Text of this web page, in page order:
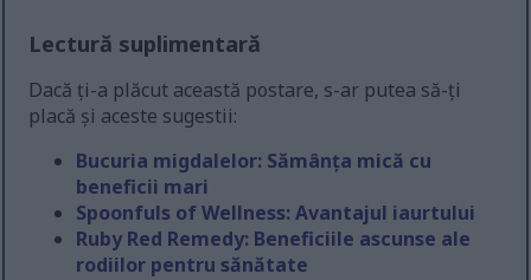
Lectură suplimentară
Dacă ți-a plăcut această postare, s-ar putea să-ți
placă și aceste sugestii:
Bucuria migdalelor: Sămânța mică cu
beneficii mari
Spoonfuls of Wellness: Avantajul iaurtului
Ruby Red Remedy: Beneficiile ascunse ale
rodiilor pentru sănătate